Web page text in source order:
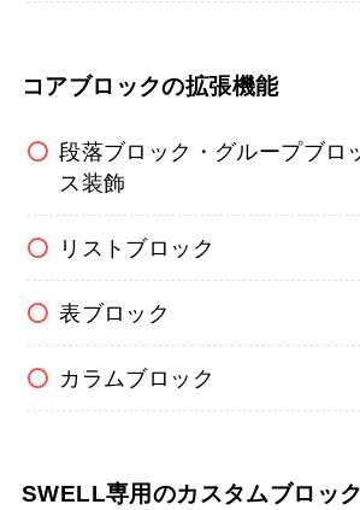
コアブロックの拡張機能
段落ブロック・グループブロ
ス装飾
リストブロック
表ブロック
カラムブロック
SWELL専用のカスタムブロック